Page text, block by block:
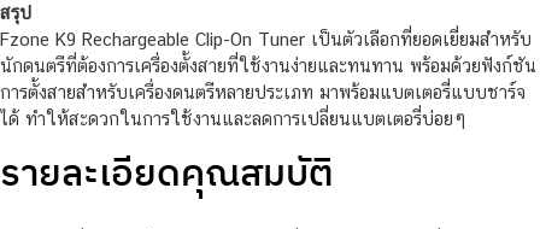
สรุป
Fzone K9 Rechargeable Clip-On Tuner เป็นตัวเลือกที่ยอดเยี่ยมสำหรับ
นักดนตรีที่ต้องการเครื่องตั้งสายที่ใช้งานง่ายและทนทาน พร้อมด้วยฟังก์ชัน
การตั้งสายสำหรับเครื่องดนตรีหลายประเภท มาพร้อมแบตเตอรี่แบบชาร์จ
ได้ ทำให้สะดวกในการใช้งานและลดการเปลี่ยนแบตเตอรี่บ่อยๆ
รายละเอียดคุณสมบัติ